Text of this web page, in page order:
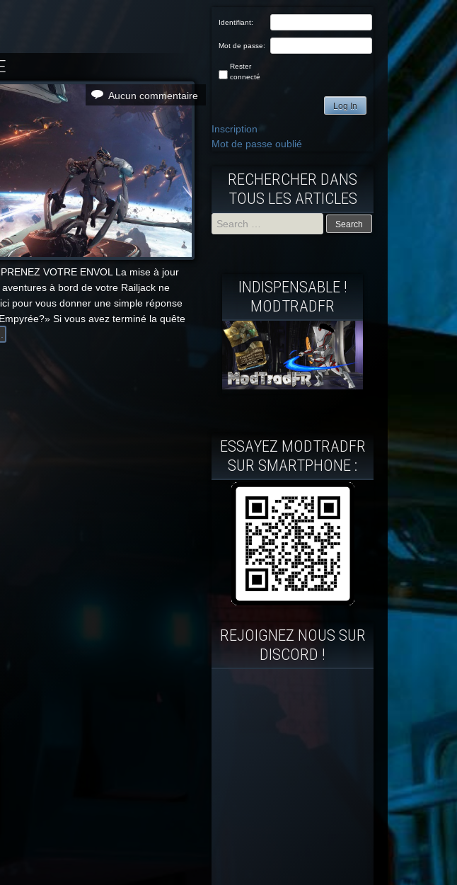
Aucun commentaire
VOTRE ENVOL La mise à jour
à bord de votre Railjack ne
pour vous donner une simple réponse
Si vous avez terminé la quête
Identifiant:
Mot de passe:
Rester
connecté
Log In
Inscription
Mot de passe oublié
RECHERCHER DANS
TOUS LES ARTICLES
INDISPENSABLE !
MODTRADFR
ESSAYEZ MODTRADFR
SUR SMARTPHONE :
REJOIGNEZ NOUS SUR
DISCORD !